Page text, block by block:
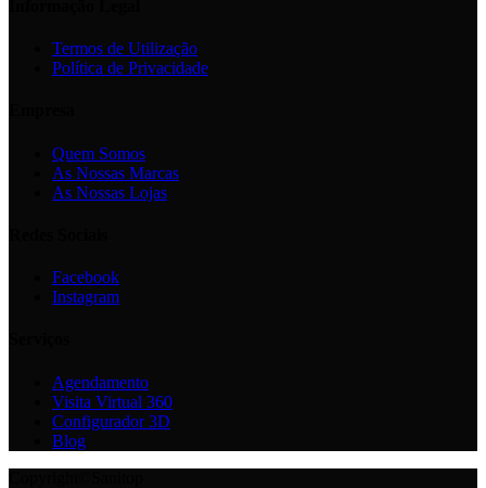
Termos de Utilização
Política de Privacidade
Quem Somos
As Nossas Marcas
As Nossas Lojas
Facebook
Instagram
Agendamento
Visita Virtual 360
Configurador 3D
Blog